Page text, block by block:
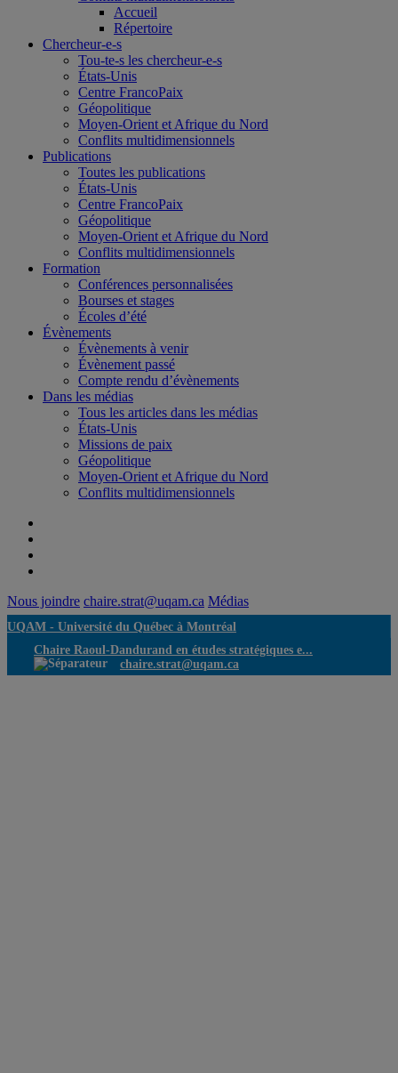
Accueil
Répertoire
Chercheur-e-s
Tou-te-s les chercheur-e-s
États-Unis
Centre FrancoPaix
Géopolitique
Moyen-Orient et Afrique du Nord
Conflits multidimensionnels
Publications
Toutes les publications
États-Unis
Centre FrancoPaix
Géopolitique
Moyen-Orient et Afrique du Nord
Conflits multidimensionnels
Formation
Conférences personnalisées
Bourses et stages
Écoles d’été
Évènements
Évènements à venir
Évènement passé
Compte rendu d’évènements
Dans les médias
Tous les articles dans les médias
États-Unis
Missions de paix
Géopolitique
Moyen-Orient et Afrique du Nord
Conflits multidimensionnels
Nous joindre chaire.strat@uqam.ca Médias
UQAM - Université du Québec à Montréal
Chaire Raoul-Dandurand en études stratégiques e...
chaire.strat@uqam.ca